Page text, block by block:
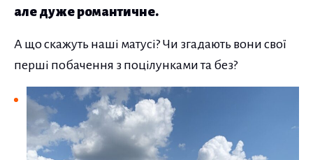
але дуже романтичне.
А що скажуть наші матусі? Чи згадають вони свої
перші побачення з поцілунками та без?